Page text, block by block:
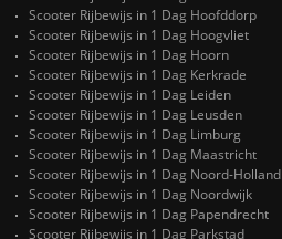
Scooter Rijbewijs in 1 Dag Hoofddorp
Scooter Rijbewijs in 1 Dag Hoogvliet
Scooter Rijbewijs in 1 Dag Hoorn
Scooter Rijbewijs in 1 Dag Kerkrade
Scooter Rijbewijs in 1 Dag Leiden
Scooter Rijbewijs in 1 Dag Leusden
Scooter Rijbewijs in 1 Dag Limburg
Scooter Rijbewijs in 1 Dag Maastricht
Scooter Rijbewijs in 1 Dag Noord-Holland
Scooter Rijbewijs in 1 Dag Noordwijk
Scooter Rijbewijs in 1 Dag Papendrecht
Scooter Rijbewijs in 1 Dag Parkstad